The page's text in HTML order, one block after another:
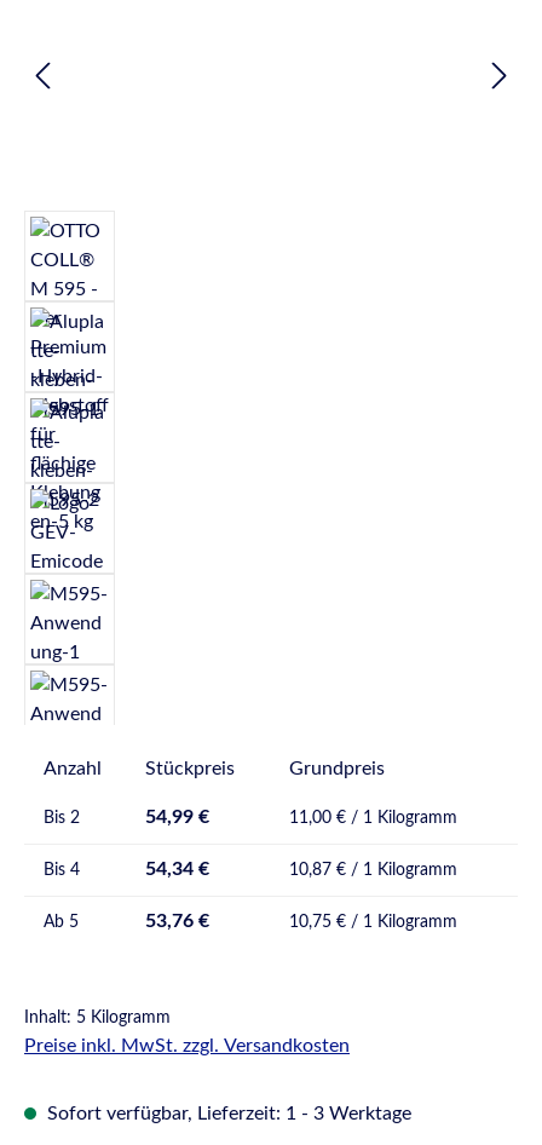
Anzahl Stückpreis Grundpreis
Bis 2 54,99 € 11,00 € / 1 Kilogramm
Bis 4 54,34 € 10,87 € / 1 Kilogramm
Ab 5 53,76 € 10,75 € / 1 Kilogramm
Inhalt: 5 Kilogramm
Preise inkl. MwSt. zzgl. Versandkosten
Sofort verfügbar, Lieferzeit: 1 - 3 Werktage